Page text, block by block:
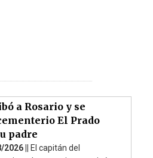
a Rosario y se
El Prado
padre
2026 || El capitán del